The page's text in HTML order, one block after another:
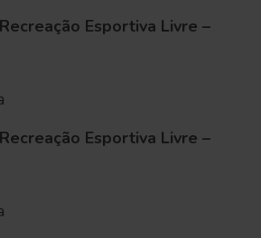
Recreação Esportiva Livre –
Recreação Esportiva Livre –